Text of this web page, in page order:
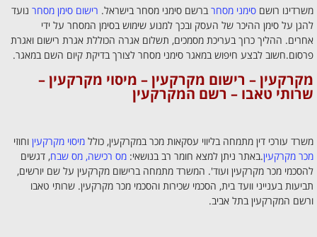
משרדינו רושם סימני מסחר ברשם סימני מסחר בישראל. רישום סימן מסחר נועד
להגן על סימן ההיכר של העסק ובכך למנוע שימוש בסימן המסחר על ידי
אחרים. ההליך כרוך בעריכת מסמכים, תשלום אגרה הכוללת אגרת רישום ואגרת
פרסום.חשוב לבצע חיפוש במאגר סימני מסחר לצורך בדיקת קיום השם במאגר.
מקרקעין – רישום מקרקעין – מיסוי מקרקעין –
שרותי טאבו – רשם המקרקעין
משרד עורכי דין מתמחה בליווי עסקאות מכר במקרקעין, כולל מיסוי מקרקעין וחוזי
מכר מקרקעין.באתר ניתן למצא חומר רב בנושאי: מס רכישה, מס שבח, דגשים
להסכמי מכר מקרקעין ועוד'. המשרד מתמחה ברישום מקרקעין על שם יורשים,
תביעות בענייני וועד בית, הסכמי שכירות והסכמי מכר מקרקעין. שרותי טאבו
ורשם המקרקעין בתל אביב.